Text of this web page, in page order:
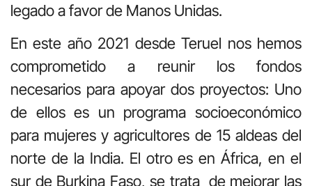
legado a favor de Manos Unidas.
En este año 2021 desde Teruel nos hemos
comprometido a reunir los fondos
necesarios para apoyar dos proyectos: Uno
de ellos es un programa socioeconómico
para mujeres y agricultores de 15 aldeas del
norte de la India. El otro es en África, en el
sur de Burkina Faso, se trata de mejorar las